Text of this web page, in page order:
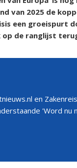
van 2025 de
een groeispurt
de ranglijst
en
'Word